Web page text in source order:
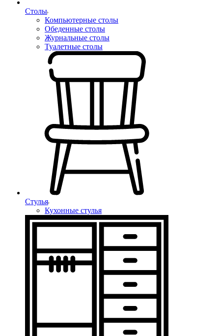
Столы
Компьютерные столы
Обеденные столы
Журнальные столы
Туалетные столы
Стулья
Кухонные стулья